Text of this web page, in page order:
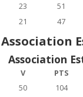
23 51
21 47
Association
Association
V PTS
50 104